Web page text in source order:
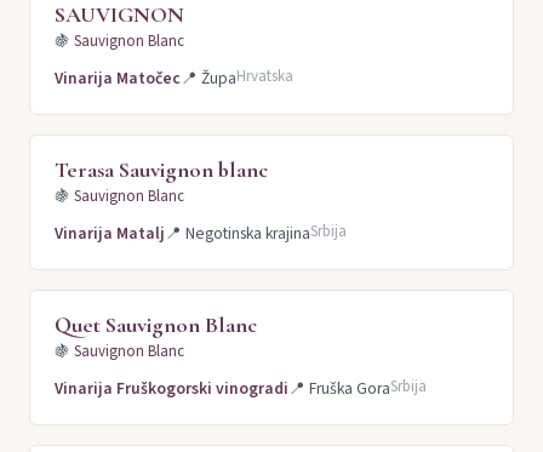
SAUVIGNON
🍇 Sauvignon Blanc
Vinarija Matočec📍 ŽupaHrvatska
Terasa Sauvignon blanc
🍇 Sauvignon Blanc
Vinarija Matalj📍 Negotinska krajinaSrbija
Quet Sauvignon Blanc
🍇 Sauvignon Blanc
Vinarija Fruškogorski vinogradi📍 Fruška GoraSrbija